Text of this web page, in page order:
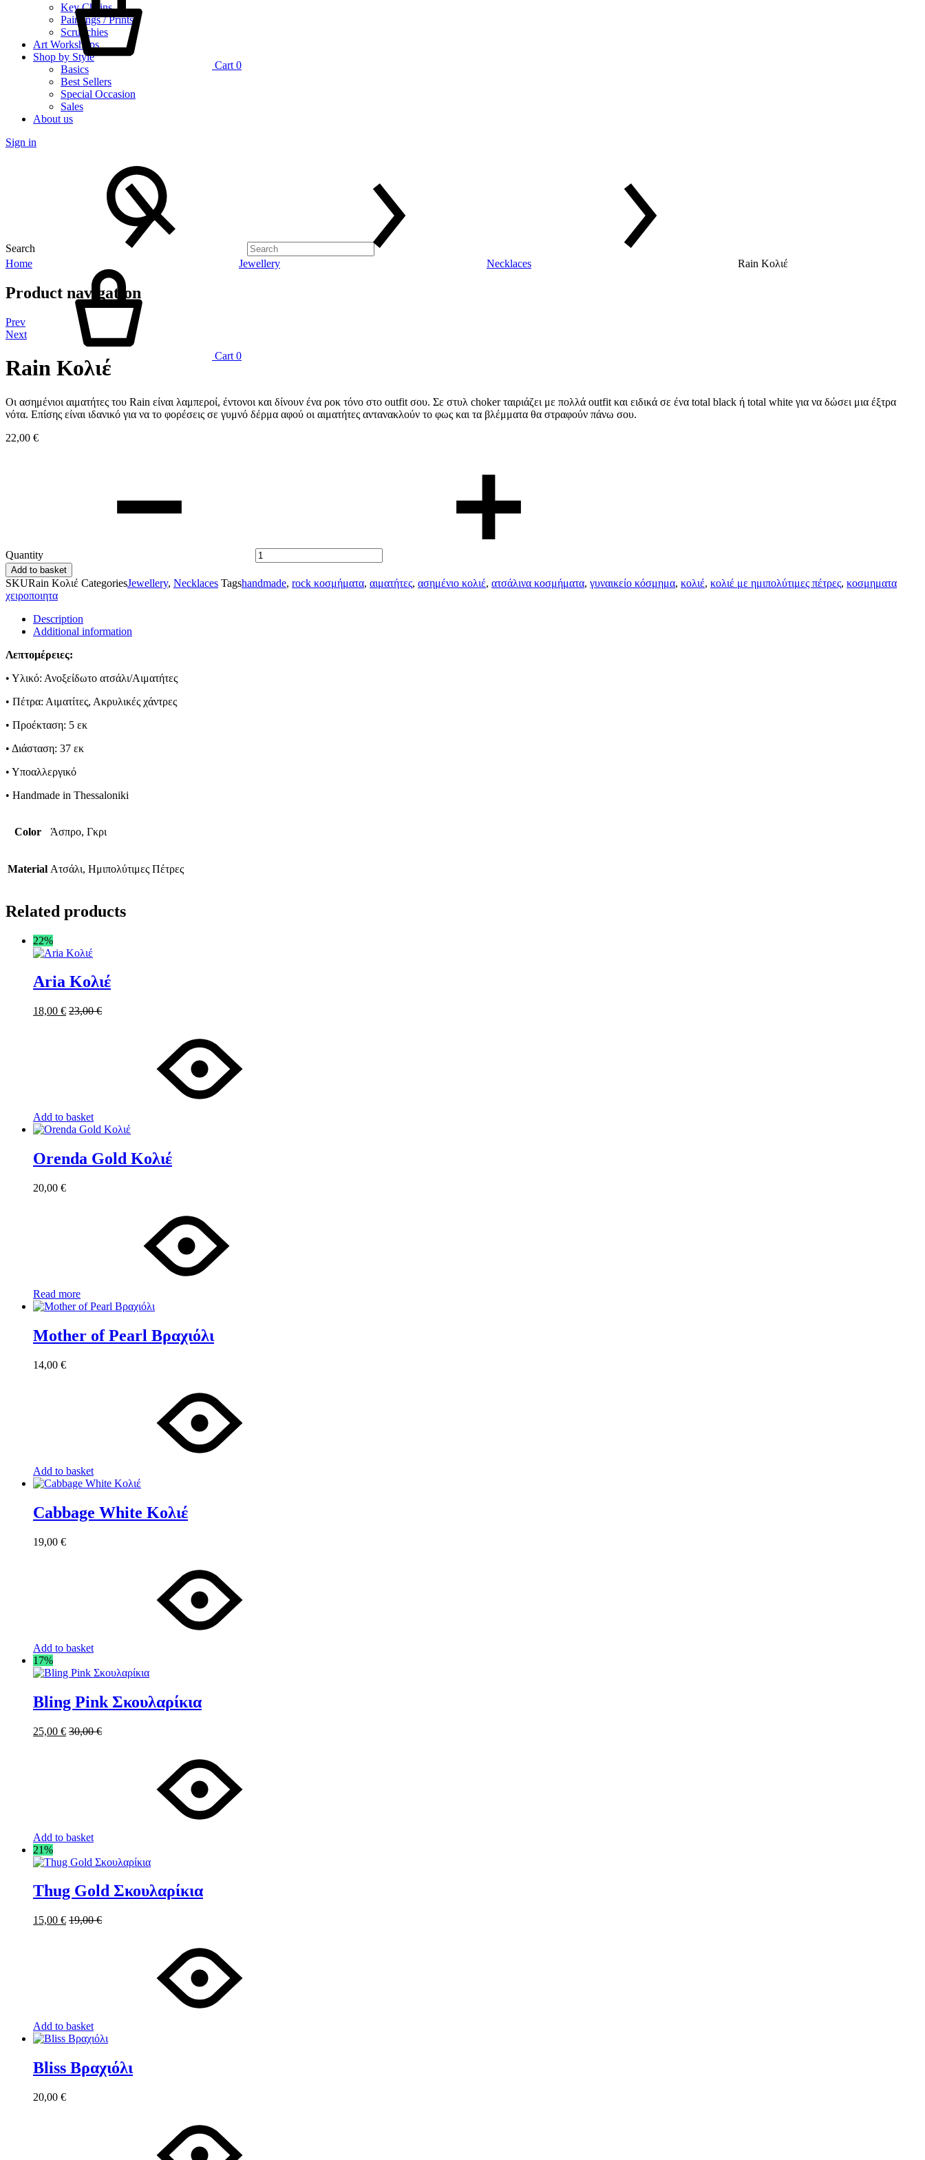
Key Chains
Paintings / Prints
Scrunchies
Art Workshops
Shop by Style
Basics
Best Sellers
Special Occasion
Sales
About us
Sign in
Search
Cart 0
Cart 0
Home Jewellery Necklaces Rain Κολιέ
Product navigation
Prev
Next
Rain Κολιέ
Οι ασημένιοι αιματήτες του Rain είναι λαμπεροί, έντονοι και δίνουν ένα ροκ τόνο στο outfit σου. Σε στυλ choker ταιριάζει με πολλά outfit και ειδικά σε ένα total black ή total white για να δώσει μια έξτρα
νότα. Επίσης είναι ιδανικό για να το φορέσεις σε γυμνό δέρμα αφού οι αιματήτες αντανακλούν το φως και τα βλέμματα θα στραφούν πάνω σου.
22,00 €
Quantity
Add to basket
SKURain Κολιέ CategoriesJewellery, Necklaces Tagshandmade, rock κοσμήματα, αιματήτες, ασημένιο κολιέ, ατσάλινα κοσμήματα, γυναικείο κόσμημα, κολιέ, κολιέ με ημιπολύτιμες πέτρες, κοσμηματα
χειροποιητα
Description
Additional information
Λεπτομέρειες:
• Υλικό: Ανοξείδωτο ατσάλι/Αιματήτες
• Πέτρα: Αιματίτες, Ακρυλικές χάντρες
• Προέκταση: 5 εκ
• Διάσταση: 37 εκ
• Υποαλλεργικό
• Handmade in Thessaloniki
Color Άσπρο, Γκρι
Material Ατσάλι, Ημιπολύτιμες Πέτρες
Related products
22%
Aria Κολιέ
18,00 € 23,00€
Add to basket
Orenda Gold Κολιέ
20,00 €
Read more
Mother of Pearl Βραχιόλι
14,00 €
Add to basket
Cabbage White Κολιέ
19,00 €
Add to basket
17%
Bling Pink Σκουλαρίκια
25,00 € 30,00€
Add to basket
21%
Thug Gold Σκουλαρίκια
15,00 € 19,00€
Add to basket
Bliss Βραχιόλι
20,00 €